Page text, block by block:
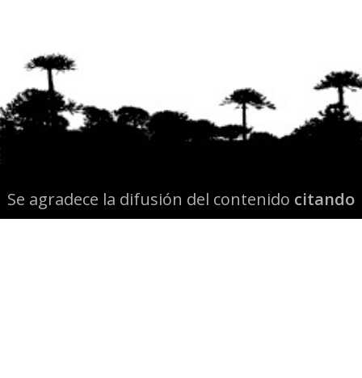
Se agradece la difusión del contenido citando
la fuente www.mapuexpress.org